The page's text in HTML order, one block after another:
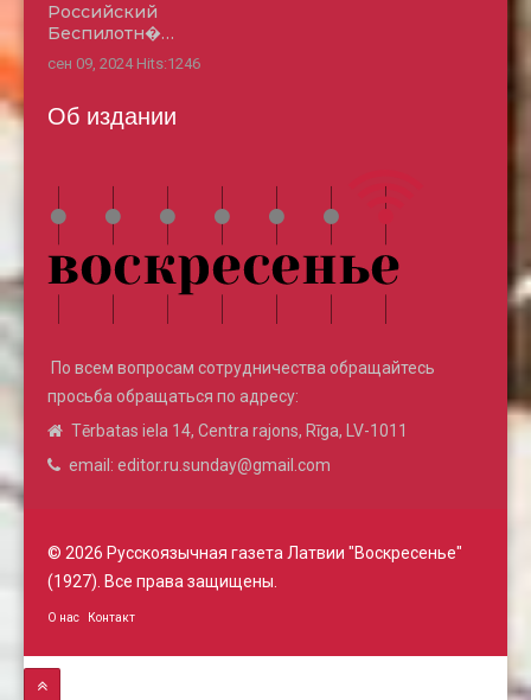
Российский
Беспилотн�…
сен 09, 2024 Hits:1246
Об издании
По всем вопросам сотрудничества обращайтесь
просьба обращаться по адресу:
Tērbatas iela 14, Centra rajons, Rīga, LV-1011
email: editor.ru.sunday@gmail.com
© 2026 Русскоязычная газета Латвии "Воскресенье"
(1927). Все права защищены.
О нас Контакт